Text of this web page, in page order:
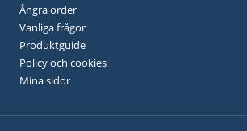
Ångra order
Vanliga frågor
Produktguide
Policy och cookies
Mina sidor